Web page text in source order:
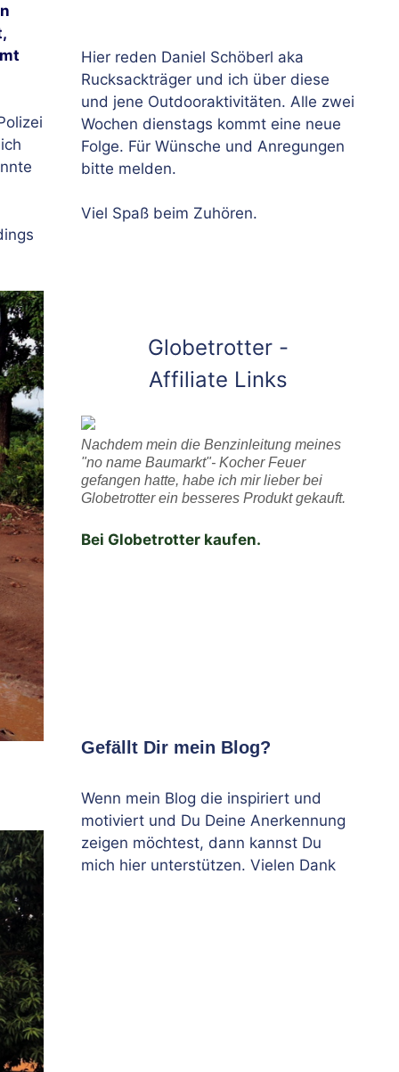
Hier reden Daniel Schöberl aka
Rucksackträger und ich über diese
und jene Outdooraktivitäten. Alle zwei
Wochen dienstags kommt eine neue
Folge. Für Wünsche und Anregungen
bitte melden.
Viel Spaß beim Zuhören.
Globetrotter -
Affiliate Links
Nachdem mein die Benzinleitung meines
"no name Baumarkt"- Kocher Feuer
gefangen hatte, habe ich mir lieber bei
Globetrotter ein besseres Produkt gekauft.
Bei Globetrotter kaufen.
Gefällt Dir mein Blog?
Wenn mein Blog die inspiriert und
motiviert und Du Deine Anerkennung
zeigen möchtest, dann kannst Du
mich hier unterstützen. Vielen Dank